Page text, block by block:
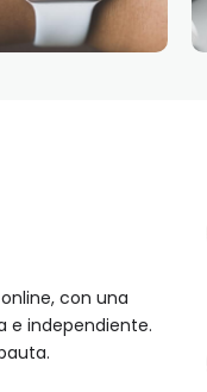
con una
e independiente.